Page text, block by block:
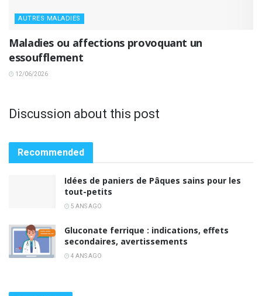
AUTRES MALADIES
Maladies ou affections provoquant un
essoufflement
12/06/2026
Discussion about this post
Recommended
Idées de paniers de Pâques sains pour les
tout-petits
5 ANS AGO
Gluconate ferrique : indications, effets
secondaires, avertissements
4 ANS AGO